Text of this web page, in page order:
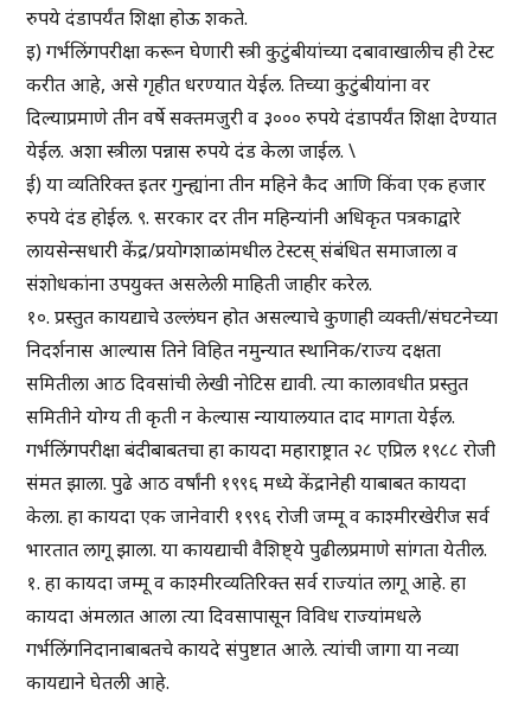
रुपये दंडापर्यंत शिक्षा होऊ शकते.
इ) गर्भलिंगपरीक्षा करून घेणारी स्त्री कुटुंबीयांच्या दबावाखालीच ही टेस्ट
करीत आहे, असे गृहीत धरण्यात येईल. तिच्या कुटुंबीयांना वर
दिल्याप्रमाणे तीन वर्षे सक्तमजुरी व ३००० रुपये दंडापर्यंत शिक्षा देण्यात
येईल. अशा स्त्रीला पन्नास रुपये दंड केला जाईल. \
ई) या व्यतिरिक्त इतर गुन्ह्यांना तीन महिने कैद आणि किंवा एक हजार
रुपये दंड होईल. ९. सरकार दर तीन महिन्यांनी अधिकृत पत्रकाद्वारे
लायसेन्सधारी केंद्र/प्रयोगशाळांमधील टेस्टस् संबंधित समाजाला व
संशोधकांना उपयुक्त असलेली माहिती जाहीर करेल.
१०. प्रस्तुत कायद्याचे उल्लंघन होत असल्याचे कुणाही व्यक्ती/संघटनेच्या
निदर्शनास आल्यास तिने विहित नमुन्यात स्थानिक/राज्य दक्षता
समितीला आठ दिवसांची लेखी नोटिस द्यावी. त्या कालावधीत प्रस्तुत
समितीने योग्य ती कृती न केल्यास न्यायालयात दाद मागता येईल.
गर्भलिंगपरीक्षा बंदीबाबतचा हा कायदा महाराष्ट्रात २८ एप्रिल १९८८ रोजी
संमत झाला. पुढे आठ वर्षांनी १९९६ मध्ये केंद्रानेही याबाबत कायदा
केला. हा कायदा एक जानेवारी १९९६ रोजी जम्मू व काश्मीरखेरीज सर्व
भारतात लागू झाला. या कायद्याची वैशिष्ट्ये पुढीलप्रमाणे सांगता येतील.
१. हा कायदा जम्मू व काश्मीरव्यतिरिक्त सर्व राज्यांत लागू आहे. हा
कायदा अंमलात आला त्या दिवसापासून विविध राज्यांमधले
गर्भलिंगनिदानाबाबतचे कायदे संपुष्टात आले. त्यांची जागा या नव्या
कायद्याने घेतली आहे.